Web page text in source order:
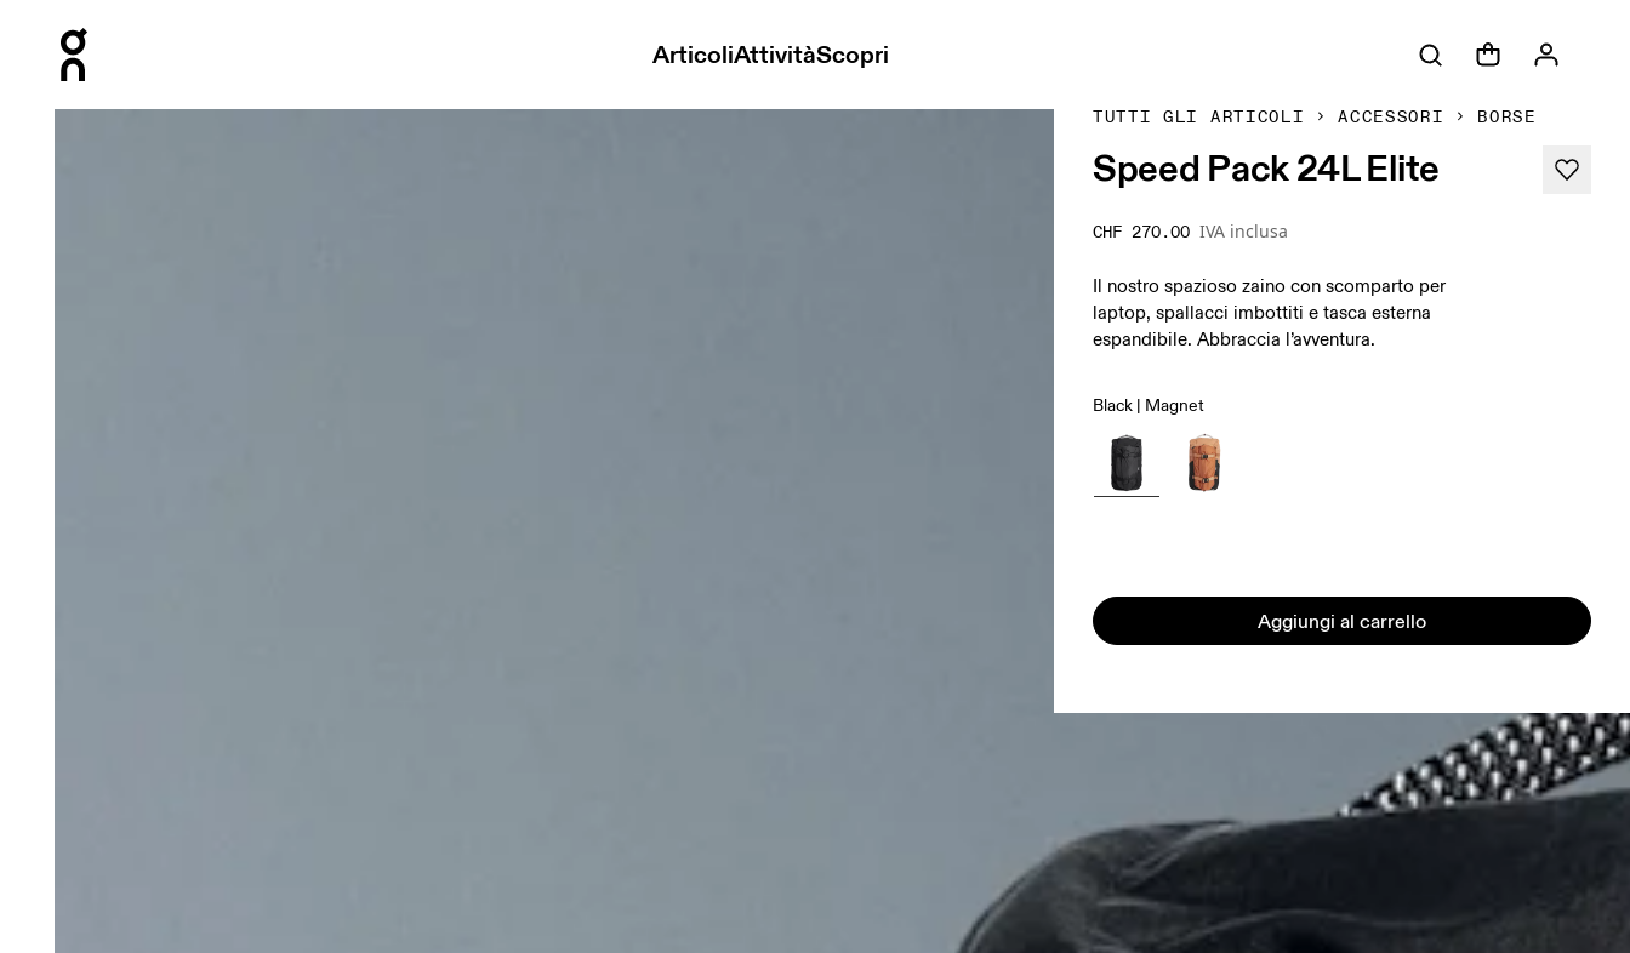
ArticoliAttivitàScopri
TUTTI GLI ARTICOLI ACCESSORI BORSE
Speed Pack 24L Elite
CHF 270.00 IVA inclusa
Il nostro spazioso zaino con scomparto per
laptop, spallacci imbottiti e tasca esterna
espandibile. Abbraccia l’avventura.
Black | Magnet
Aggiungi al carrello